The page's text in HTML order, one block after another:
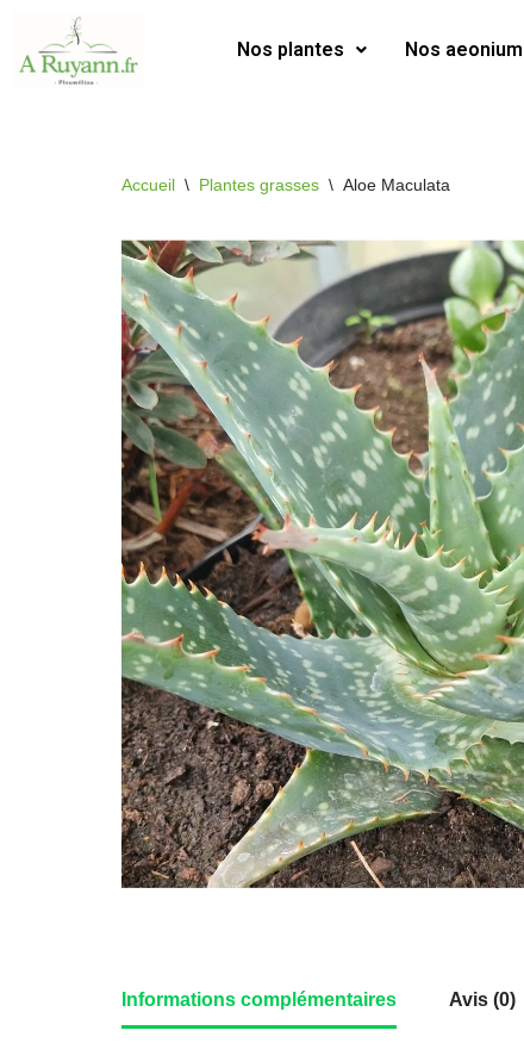
Aller
Nos plantes Nos aeonium
Accueil \ Plantes grasses \ Aloe Maculata
Informations complémentaires Avis (0)